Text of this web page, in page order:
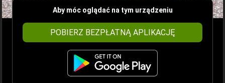
Aby móc oglądać na tym urządzeniu
POBIERZ BEZPŁATNĄ APLIKACJĘ